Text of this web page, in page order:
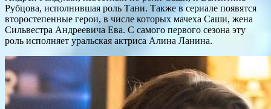
Рубцова, исполнившая роль Тани. Также в сериале появятся
второстепенные герои, в числе которых мачеха Саши, жена
Сильвестра Андреевича Ева. С самого первого сезона эту
роль исполняет уральская актриса Алина Ланина.